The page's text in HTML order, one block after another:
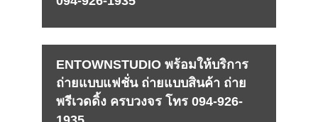
ENTOWNSTUDIO พร้อมให้บริการ
ถ่ายแบบแฟชั่น ถ่ายแบบสินค้า ถ่าย
พรีเวดดิ้ง ครบวงจร โทร 094-926-